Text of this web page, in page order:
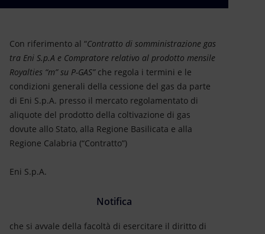
Innovazione
Scenari energetici
Con riferimento al “Contratto di somministrazione gas
tra Eni S.p.A e Compratore relativo al prodotto mensile
Royalties “m” su P-GAS”che regola i termini e le
condizioni generali della cessione del gas da parte
di Eni S.p.A. presso il mercato regolamentato di
aliquote del prodotto della coltivazione di gas
dovute allo Stato, alla Regione Basilicata e alla
Regione Calabria (“Contratto”)
Eni S.p.A.
Notifica
che si avvale della facoltà di esercitare il diritto di